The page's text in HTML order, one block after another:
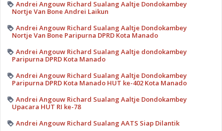
Andrei Angouw Richard Sualang Aaltje Dondokambey
Nortje Van Bone Andrei Laikun
Andrei Angouw Richard Sualang Aaltje Dondokambey
Nortje Van Bone Paripurna DPRD Kota Manado
Andrei Angouw Richard Sualang Aaltje dondokambey
Paripurna DPRD Kota Manado
Andrei Angouw Richard Sualang Aaltje Dondokambey
Paripurna DPRD Kota Manado HUT ke-402 Kota Manado
Andrei Angouw Richard Sualang Aaltje Dondokambey
Upacara HUT RI ke-78
Andrei Angouw Richard Sualang AATS Siap Dilantik